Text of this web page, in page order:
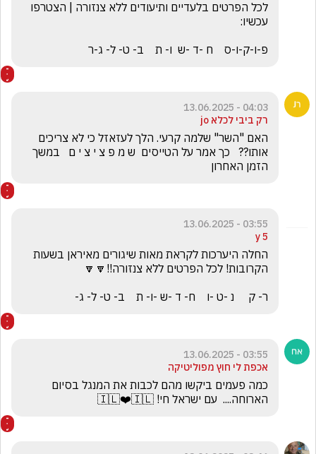
פ-ו-ק-ו-ס    ח -ד -ש  ו- ת    ב- ט- ל- ג-ר
04:03 - 13.06.2025
רק ביבי לכלא jo
הזמן האחרון
03:55 - 13.06.2025
5 y
ר- ק     נ -ט -ו    ח- ד -ש -ו- ת    ב- ט- ל- ג-
03:55 - 13.06.2025
אכפת לי חוץ מפוליטיקה
הארוחה....  עם ישראל חי! 🇮🇱❤️🇮🇱